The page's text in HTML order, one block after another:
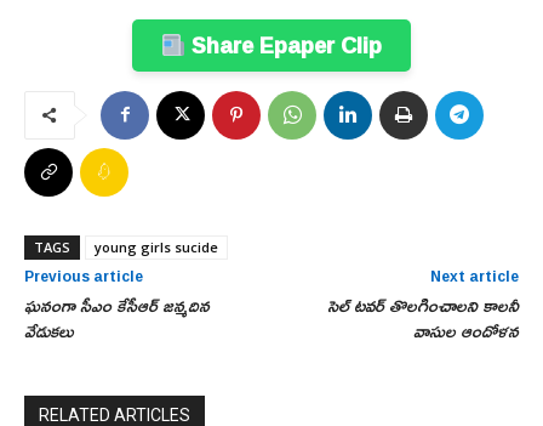
Share Epaper Clip
TAGS young girls sucide
Previous article
ఘనంగా సీఎం కేసీఆర్ జన్మదిన
వేడుకలు
Next article
సెల్ టవర్ తొలగించాలని కాలనీ
వాసుల ఆందోళన
RELATED ARTICLES